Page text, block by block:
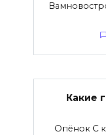
Какие
Опёнок С